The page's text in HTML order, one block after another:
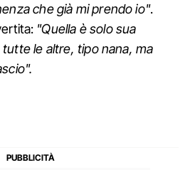
che già mi prendo io".
"Quella è solo sua
le altre, tipo nana, ma